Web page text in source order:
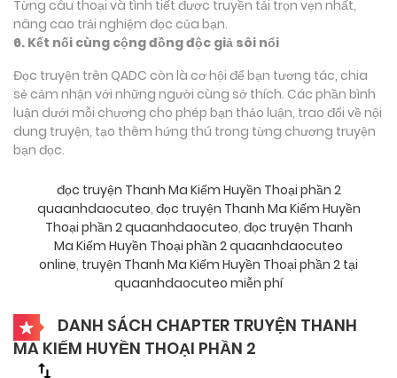
Từng câu thoại và tình tiết được truyền tải trọn vẹn nhất,
nâng cao trải nghiệm đọc của bạn.
6. Kết nối cùng cộng đồng độc giả sôi nổi
Đọc truyện trên QADC còn là cơ hội để bạn tương tác, chia
sẻ cảm nhận với những người cùng sở thích. Các phần bình
luận dưới mỗi chương cho phép bạn thảo luận, trao đổi về nội
dung truyện, tạo thêm hứng thú trong từng chương truyện
bạn đọc.
đọc truyện Thanh Ma Kiếm Huyền Thoại phần 2
quaanhdaocuteo, đọc truyện Thanh Ma Kiếm Huyền
Thoại phần 2 quaanhdaocuteo, đọc truyện Thanh
Ma Kiếm Huyền Thoại phần 2 quaanhdaocuteo
online, truyện Thanh Ma Kiếm Huyền Thoại phần 2 tại
quaanhdaocuteo miễn phí
DANH SÁCH CHAPTER TRUYỆN THANH
MA KIẾM HUYỀN THOẠI PHẦN 2